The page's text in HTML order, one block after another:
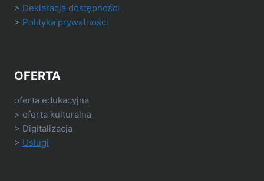
> Deklaracja dostępności
> Polityka prywatności
OFERTA
oferta edukacyjna
> oferta kulturalna
> Digitalizacja
> Usługi